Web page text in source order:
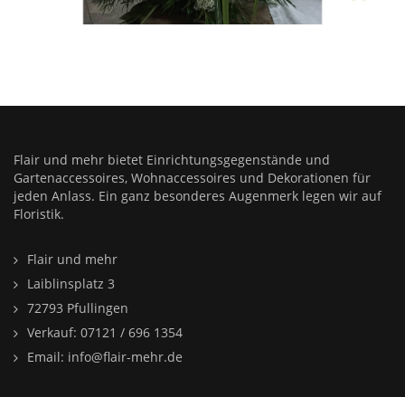
Flair und mehr bietet Einrichtungsgegenstände und
Gartenaccessoires, Wohnaccessoires und Dekorationen für
jeden Anlass. Ein ganz besonderes Augenmerk legen wir auf
Floristik.
Flair und mehr
Laiblinsplatz 3
72793 Pfullingen
Verkauf: 07121 / 696 1354
Email: info@flair-mehr.de